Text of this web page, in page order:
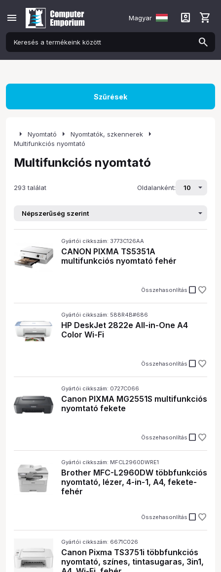
menu Magyar account_box shopping_cart
arrow_right Nyomtató arrow_right Nyomtatók, szkennerek arrow_right
Multifunkciós nyomtató
Multifunkciós nyomtató
293 találat Oldalanként:
Gyártói cikkszám: 3773C126AA
CANON PIXMA TS5351A
multifunkciós nyomtató fehér
Összehasonlítás check_box_outline_blank
Gyártói cikkszám: 588R4B#686
HP DeskJet 2822e All-in-One A4
Color Wi-Fi
Összehasonlítás check_box_outline_blank
Gyártói cikkszám: 0727C066
Canon PIXMA MG2551S multifunkciós
nyomtató fekete
Összehasonlítás check_box_outline_blank
Gyártói cikkszám: MFCL2960DWRE1
Brother MFC-L2960DW többfunkciós
nyomtató, lézer, 4-in-1, A4, fekete-
fehér
Összehasonlítás check_box_outline_blank
Gyártói cikkszám: 6671C026
Canon Pixma TS3751i többfunkciós
nyomtató, színes, tintasugaras, 3in1,
Szűrések